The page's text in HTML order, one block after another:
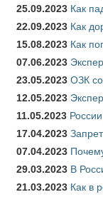
25.09.2023 Как
22.09.2023 Как
15.08.2023 Как
07.06.2023
23.05.2023 ОЗК
12.05.2023
11.05.2023
17.04.2023
07.04.2023
29.03.2023 В
21.03.2023 Как в